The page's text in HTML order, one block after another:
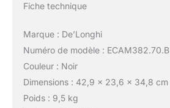
Fiche technique
Marque : De’Longhi
Numéro de modèle : ECAM382.70.B
Couleur : Noir
Dimensions : 42,9 x 23,6 x 34,8 cm
Poids : 9,5 kg